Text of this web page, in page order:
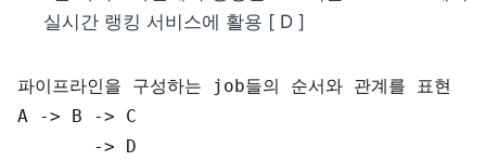
실시간 랭킹 서비스에 활용 [ D ]
파이프라인을 구성하는 job들의 순서와 관계를 표현
A -> B -> C
       ->
D